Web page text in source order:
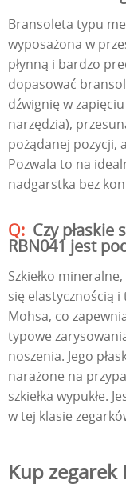
Bransoleta typu
wyposażona w
płynną i bardzo
dopasować
dźwignię w
narzędzia),
pożądanej pozycji,
Pozwala to na
nadgarstka bez
Czy płaskie
RBN041 jest
Szkiełko
się elastycznością
Mohsa, co
typowe
noszenia. Jego
narażone na
szkiełka wypukłe.
w tej klasie
Kup zegarek